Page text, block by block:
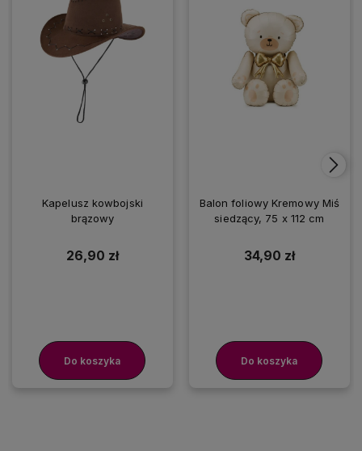
Kapelusz kowbojski
brązowy
26,90 zł
Do koszyka
Balon foliowy Kremowy Miś
siedzący, 75 x 112 cm
34,90 zł
Do koszyka